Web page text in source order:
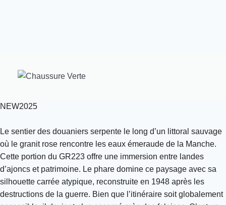
NEW2025
Le sentier des douaniers serpente le long d’un littoral sauvage
où le granit rose rencontre les eaux émeraude de la Manche.
Cette portion du GR223 offre une immersion entre landes
d’ajoncs et patrimoine. Le phare domine ce paysage avec sa
silhouette carrée atypique, reconstruite en 1948 après les
destructions de la guerre. Bien que l’itinéraire soit globalement